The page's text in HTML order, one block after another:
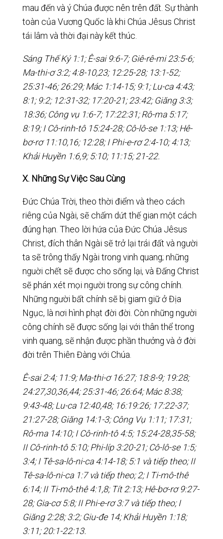
mau đến và ý Chúa được nên trên đất. Sự thành
toàn của Vương Quốc là khi Chúa Jêsus Christ
tái lâm và thời đại này kết thúc.
Sáng Thế Ký 1:1; Ê-sai 9:6-7; Giê-rê-mi 23:5-6;
Ma-thi-ơ 3:2; 4:8-10,23; 12:25-28; 13:1-52;
25:31-46; 26:29; Mác 1:14-15; 9:1; Lu-ca 4:43;
8:1; 9:2; 12:31-32; 17:20-21; 23:42; Giăng 3:3;
18:36; Công vụ 1:6-7; 17:22:31; Rô-ma 5:17;
8:19; I Cô-rinh-tô 15:24-28; Cô-lô-se 1:13; Hê-
bơ-rơ 11:10,16; 12:28; I Phi-e-rơ 2:4-10; 4:13;
Khải Huyền 1:6,9; 5:10; 11:15; 21-22.
X. Những Sự Việc Sau Cùng
Đức Chúa Trời, theo thời điểm và theo cách
riêng của Ngài, sẽ chấm dứt thế gian một cách
đúng hạn. Theo lời hứa của Đức Chúa Jêsus
Christ, đích thân Ngài sẽ trở lại trái đất và người
ta sẽ trông thấy Ngài trong vinh quang; những
nguời chết sẽ được cho sống lại, và Đấng Christ
sẽ phán xét mọi người trong sự công chính.
Những người bất chính sẽ bị giam giữ ở Địa
Ngục, là nơi hình phạt đời đời. Còn những người
công chính sẽ được sống lại với thân thể trong
vinh quang, sẽ nhận được phần thưởng và ở đời
đời trên Thiên Đàng với Chúa.
Ê-sai 2:4; 11:9; Ma-thi-ơ 16:27; 18:8-9; 19:28;
24:27,30,36,44; 25:31-46; 26:64; Mác 8:38;
9:43-48; Lu-ca 12:40,48; 16:19:26; 17:22-37;
21:27-28; Giăng 14:1-3; Công Vụ 1:11; 17:31;
Rô-ma 14:10; I Cô-rinh-tô 4:5; 15:24-28,35-58;
II Cô-rinh-tô 5:10; Phi-líp 3:20-21; Cô-lô-se 1:5;
3:4; I Tê-sa-lô-ni-ca 4:14-18; 5:1 và tiếp theo; II
Tê-sa-lô-ni-ca 1:7 và tiếp theo; 2; I Ti-mô-thê
6:14; II Ti-mô-thê 4:1,8; Tít 2:13; Hê-bơ-rơ 9:27-
28; Gia-cơ 5:8; II Phi-e-rơ 3:7 và tiếp theo; I
Giăng 2:28; 3:2; Giu-đe 14; Khải Huyền 1:18;
3:11; 20:1-22:13.